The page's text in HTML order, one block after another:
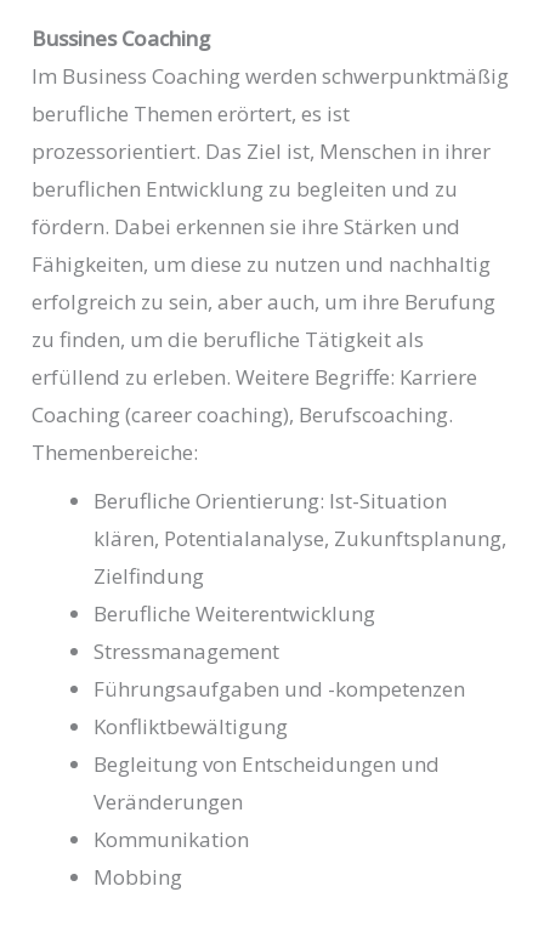
Bussines Coaching
Im Business Coaching werden schwerpunktmäßig
berufliche Themen erörtert, es ist
prozessorientiert. Das Ziel ist, Menschen in ihrer
beruflichen Entwicklung zu begleiten und zu
fördern. Dabei erkennen sie ihre Stärken und
Fähigkeiten, um diese zu nutzen und nachhaltig
erfolgreich zu sein, aber auch, um ihre Berufung
zu finden, um die berufliche Tätigkeit als
erfüllend zu erleben. Weitere Begriffe: Karriere
Coaching (career coaching), Berufscoaching.
Themenbereiche:
Berufliche Orientierung: Ist-Situation
klären, Potentialanalyse, Zukunftsplanung,
Zielfindung
Berufliche Weiterentwicklung
Stressmanagement
Führungsaufgaben und -kompetenzen
Konfliktbewältigung
Begleitung von Entscheidungen und
Veränderungen
Kommunikation
Mobbing